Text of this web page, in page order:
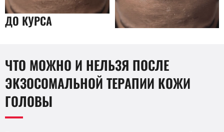
ДО КУРСА
ЧТО МОЖНО И НЕЛЬЗЯ ПОСЛЕ
ЭКЗОСОМАЛЬНОЙ ТЕРАПИИ КОЖИ
ГОЛОВЫ